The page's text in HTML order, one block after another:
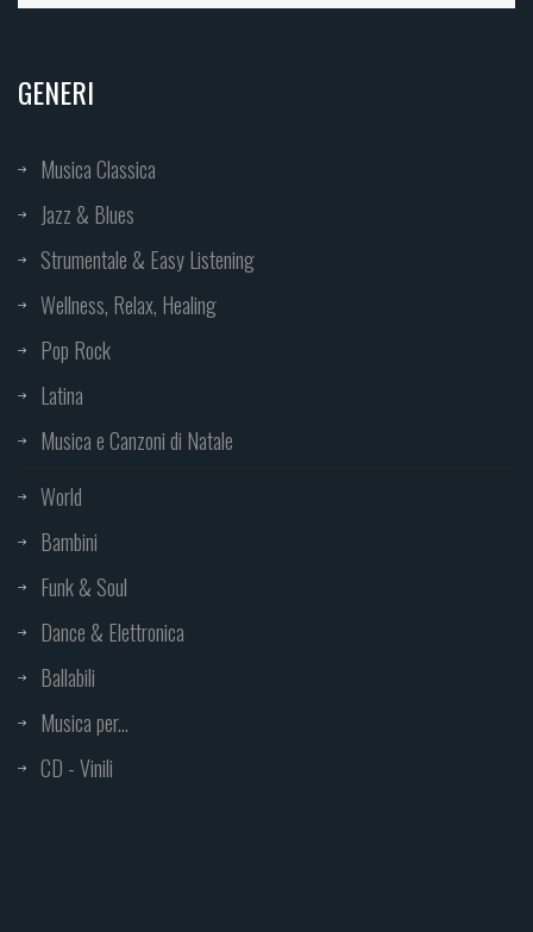
GENERI
Musica Classica
Jazz & Blues
Strumentale & Easy Listening
Wellness, Relax, Healing
Pop Rock
Latina
Musica e Canzoni di Natale
World
Bambini
Funk & Soul
Dance & Elettronica
Ballabili
Musica per...
CD - Vinili